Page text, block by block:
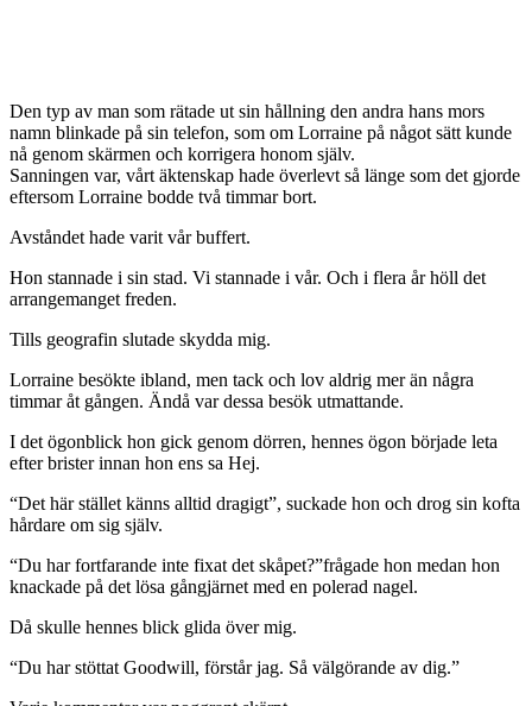
Den typ av man som rätade ut sin hållning den andra hans mors
namn blinkade på sin telefon, som om Lorraine på något sätt kunde
nå genom skärmen och korrigera honom själv.
Sanningen var, vårt äktenskap hade överlevt så länge som det gjorde
eftersom Lorraine bodde två timmar bort.
Avståndet hade varit vår buffert.
Hon stannade i sin stad. Vi stannade i vår. Och i flera år höll det
arrangemanget freden.
Tills geografin slutade skydda mig.
Lorraine besökte ibland, men tack och lov aldrig mer än några
timmar åt gången. Ändå var dessa besök utmattande.
I det ögonblick hon gick genom dörren, hennes ögon började leta
efter brister innan hon ens sa Hej.
“Det här stället känns alltid dragigt”, suckade hon och drog sin kofta
hårdare om sig själv.
“Du har fortfarande inte fixat det skåpet?”frågade hon medan hon
knackade på det lösa gångjärnet med en polerad nagel.
Då skulle hennes blick glida över mig.
“Du har stöttat Goodwill, förstår jag. Så välgörande av dig.”